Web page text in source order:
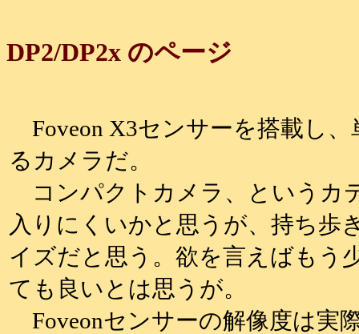
DP2/DP2x のページ
Foveon X3センサーを搭載し
るカメラだ。
コンパクトカメラ、というカ
入りにくいかと思うが、持ち歩
イズだと思う。欲を言えばもう
ても良いとは思うが。
Foveonセンサーの解像度は実